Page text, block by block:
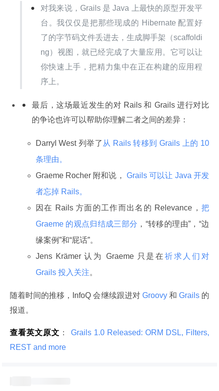
对我来说，Grails 是 Java 上最快的原型开发平
台。我仅仅是把那些现成的 Hibernate 配置好
了的字节码文件丢进去，生成脚手架（scaffoldi
ng）视图，就已经完成了大量应用。它可以让
你快速上手，把精力集中在正在构建的应用程
序上。
最后，这场最近发生的对 Rails 和 Grails 进行对比
的争论也许可以帮助你理解二者之间的差异：
Darryl West 列举了 从 Rails 转移到 Grails 上的 10
条理由。
Graeme Rocher 附和说，
Grails 可以让 Java 开发
者忘掉 Rails。
因在 Rails 方面的工作而出名的 Relevance， 把
Graeme 的观点归结成三部分 ，“转移的理由”，“边
缘案例”和“屁话”。
Jens Krämer 认为 Graeme 只是在 祈求人们对
Grails 投入关注。
随着时间的推移，InfoQ 会继续跟进对 Groovy 和 Grails 的
报道。
查看英文原文 ：
Grails 1.0 Released: ORM DSL, Filters,
REST and more